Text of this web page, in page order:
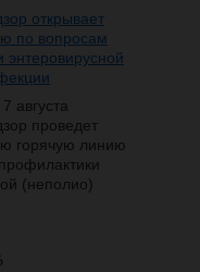
открывает
по вопросам
энтеровирусной
августа
проведет
горячую линию
(неполио)